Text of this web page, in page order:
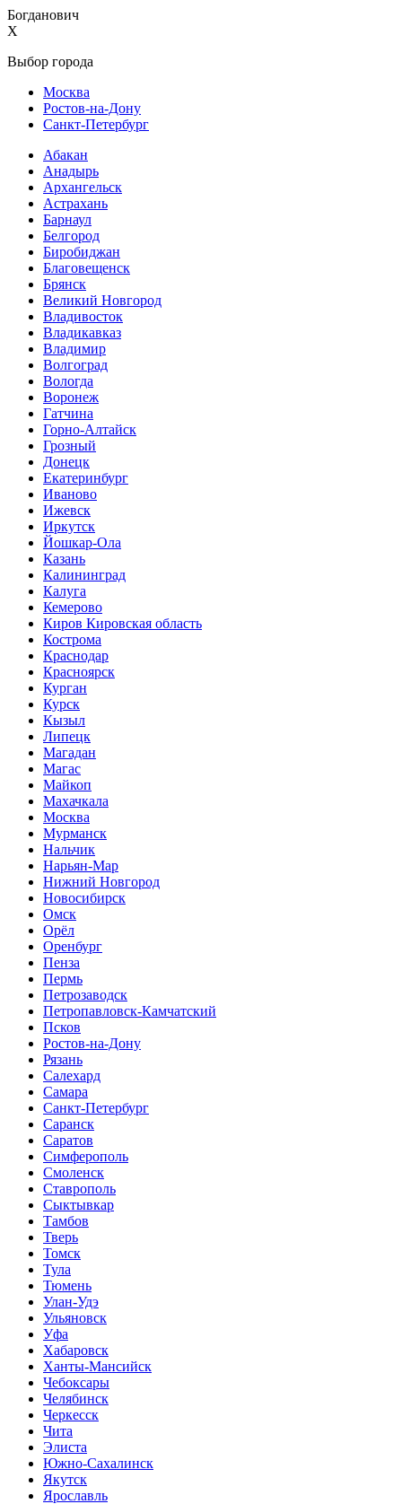
Богданович
X
Выбор города
Москва
Ростов-на-Дону
Санкт-Петербург
Абакан
Анадырь
Архангельск
Астрахань
Барнаул
Белгород
Биробиджан
Благовещенск
Брянск
Великий Новгород
Владивосток
Владикавказ
Владимир
Волгоград
Вологда
Воронеж
Гатчина
Горно-Алтайск
Грозный
Донецк
Екатеринбург
Иваново
Ижевск
Иркутск
Йошкар-Ола
Казань
Калининград
Калуга
Кемерово
Киров Кировская область
Кострома
Краснодар
Красноярск
Курган
Курск
Кызыл
Липецк
Магадан
Магас
Майкоп
Махачкала
Москва
Мурманск
Нальчик
Нарьян-Мар
Нижний Новгород
Новосибирск
Омск
Орёл
Оренбург
Пенза
Пермь
Петрозаводск
Петропавловск-Камчатский
Псков
Ростов-на-Дону
Рязань
Салехард
Самара
Санкт-Петербург
Саранск
Саратов
Симферополь
Смоленск
Ставрополь
Сыктывкар
Тамбов
Тверь
Томск
Тула
Тюмень
Улан-Удэ
Ульяновск
Уфа
Хабаровск
Ханты-Мансийск
Чебоксары
Челябинск
Черкесск
Чита
Элиста
Южно-Сахалинск
Якутск
Ярославль